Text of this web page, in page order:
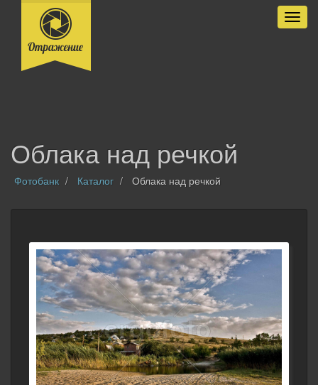
Облака над речкой
Фотобанк Каталог Облака над речкой